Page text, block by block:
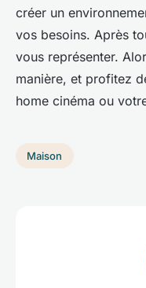
créer un
vos besoins. Après
vous représenter.
manière, et profitez
home cinéma ou
Maison